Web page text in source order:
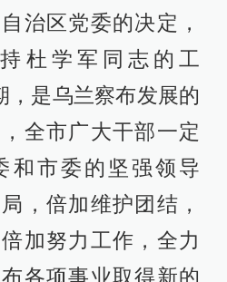
治区党委的决定，
杜学军同志的工
，是乌兰察布发展的
全市广大干部一定
和市委的坚强领导
，倍加维护团结，
加努力工作，全力
各项事业取得新的